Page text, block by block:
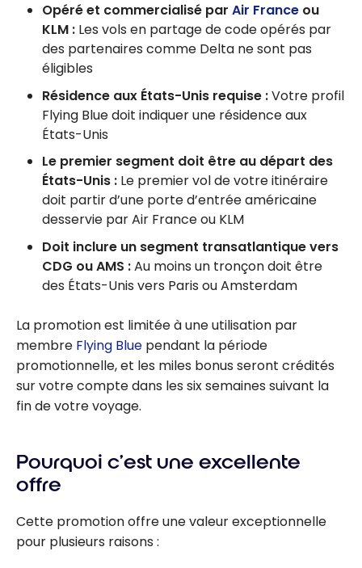
Opéré et commercialisé par Air France ou
KLM : Les vols en partage de code opérés par
des partenaires comme Delta ne sont pas
éligibles
Résidence aux États-Unis requise :Votre profil
Flying Blue doit indiquer une résidence aux
États-Unis
Le premier segment doit être au départ des
États-Unis : Le premier vol de votre itinéraire
doit partir d’une porte d’entrée américaine
desservie par Air France ou KLM
Doit inclure un segment transatlantique vers
CDG ou AMS :Au moins un tronçon doit être
des États-Unis vers Paris ou Amsterdam
La promotion est limitée à une utilisation par
membre Flying Blue pendant la période
promotionnelle, et les miles bonus seront crédités
sur votre compte dans les six semaines suivant la
fin de votre voyage.
Pourquoi c’est une excellente
offre
Cette promotion offre une valeur exceptionnelle
pour plusieurs raisons :